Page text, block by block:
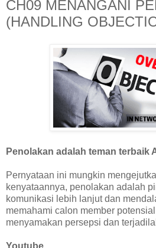
CH09 MENANGANI
(HANDLING
Penolakan adalah teman terbaik
Pernyataan ini mungkin
kenyataannya, penolakan adalah
komunikasi lebih lanjut dan
memahami calon member
menyamakan persepsi dan
Youtube